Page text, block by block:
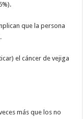
que la persona
el cáncer de vejiga
más que los no